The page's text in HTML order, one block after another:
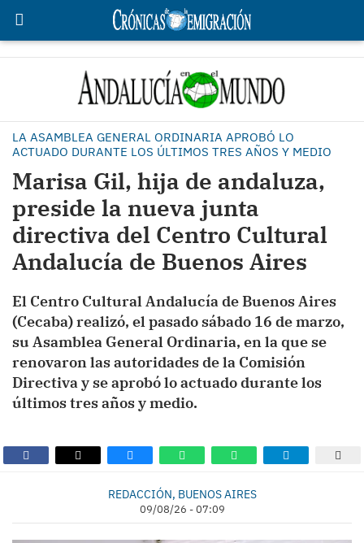
LA ASAMBLEA GENERAL ORDINARIA APROBÓ LO
ACTUADO DURANTE LOS ÚLTIMOS TRES AÑOS Y MEDIO
Marisa Gil, hija de andaluza,
preside la nueva junta
directiva del Centro Cultural
Andalucía de Buenos Aires
El Centro Cultural Andalucía de Buenos Aires
(Cecaba) realizó, el pasado sábado 16 de marzo,
su Asamblea General Ordinaria, en la que se
renovaron las autoridades de la Comisión
Directiva y se aprobó lo actuado durante los
últimos tres años y medio.
REDACCIÓN, BUENOS AIRES
09/08/26 - 07:09